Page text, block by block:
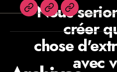
English Agents Newsletters
Nous
créer
chose
avec